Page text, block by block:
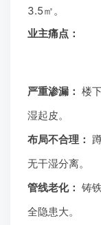
3.5㎡。
业主痛点：
严重渗漏： 楼
湿起皮。
布局不合理：
无干湿分离。
管线老化： 铸
全隐患大。